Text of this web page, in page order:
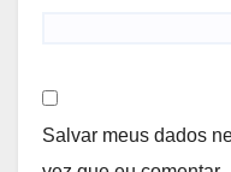
Salvar meus dados